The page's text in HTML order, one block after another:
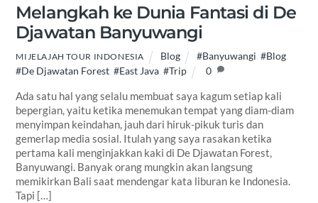
Melangkah ke Dunia Fantasi di De
Djawatan Banyuwangi
MIJELAJAH TOUR INDONESIA Blog #Banyuwangi ,#Blog
#De Djawatan Forest ,#East Java ,#Trip 0
Ada satu hal yang selalu membuat saya kagum setiap kali
bepergian, yaitu ketika menemukan tempat yang diam-diam
menyimpan keindahan, jauh dari hiruk-pikuk turis dan
gemerlap media sosial. Itulah yang saya rasakan ketika
pertama kali menginjakkan kaki di De Djawatan Forest,
Banyuwangi. Banyak orang mungkin akan langsung
memikirkan Bali saat mendengar kata liburan ke Indonesia.
Tapi […]